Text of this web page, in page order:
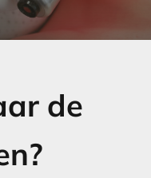
de